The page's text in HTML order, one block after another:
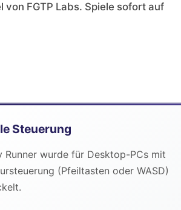
von FGTP Labs. Spiele sofort auf
Steuerung
Runner wurde für Desktop-PCs mit
(Pfeiltasten oder WASD)